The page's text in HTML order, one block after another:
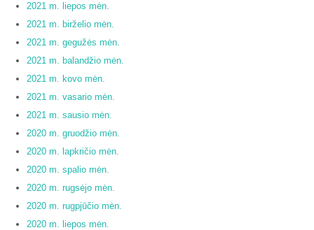
2021 m. liepos mėn.
2021 m. birželio mėn.
2021 m. gegužės mėn.
2021 m. balandžio mėn.
2021 m. kovo mėn.
2021 m. vasario mėn.
2021 m. sausio mėn.
2020 m. gruodžio mėn.
2020 m. lapkričio mėn.
2020 m. spalio mėn.
2020 m. rugsėjo mėn.
2020 m. rugpjūčio mėn.
2020 m. liepos mėn.